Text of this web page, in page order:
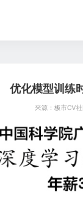
优化模型训
来源：极市CV